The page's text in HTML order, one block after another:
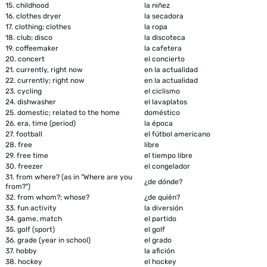
15. childhood
la niñez
16. clothes dryer
la secadora
17. clothing; clothes
la ropa
18. club; disco
la discoteca
19. coffeemaker
la cafetera
20. concert
el concierto
21. currently, right now
en la actualidad
22. currently; right now
en la actualidad
23. cycling
el ciclismo
24. dishwasher
el lavaplatos
25. domestic; related to the home
doméstico
26. era, time (period)
la época
27. football
el fútbol americano
28. free
libre
29. free time
el tiempo libre
30. freezer
el congelador
31. from where? (as in "Where are you
from?")
¿de dónde?
32. from whom?; whose?
¿de quién?
33. fun activity
la diversión
34. game, match
el partido
35. golf (sport)
el golf
36. grade (year in school)
el grado
37. hobby
la afición
38. hockey
el hockey